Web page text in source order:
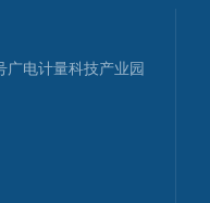
广电计量科技产业园